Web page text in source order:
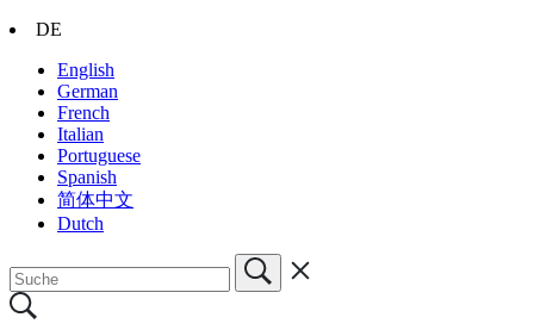
DE
English
German
French
Italian
Portuguese
Spanish
简体中文
Dutch